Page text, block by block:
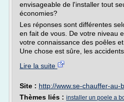
envisageable de l'installer tout
économies?
Les réponses sont différentes
en fait de vous. De votre niveau
votre connaissance des poêles
Une chose est sûre, les accidents
Lire la suite
Site : http://www.se-chauffer-au-
Thèmes liés : installer un poele a